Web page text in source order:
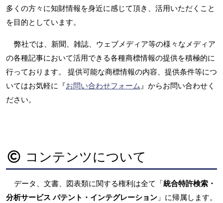
多くの方々に知財情報を身近に感じて頂き、活用いただくこと
を目的としています。
弊社では、新聞、雑誌、ウェブメディア等の様々なメディア
の各種記事において活用できる各種商標情報の提供を積極的に
行っております。 提供可能な商標情報の内容、提供条件等につ
いてはお気軽に『お問い合わせフォーム』からお問い合わせく
ださい。
コンテンツについて
データ、文書、図表類に関する権利は全て「統合特許検索・
分析サービス パテント・インテグレーション 」に帰属します。